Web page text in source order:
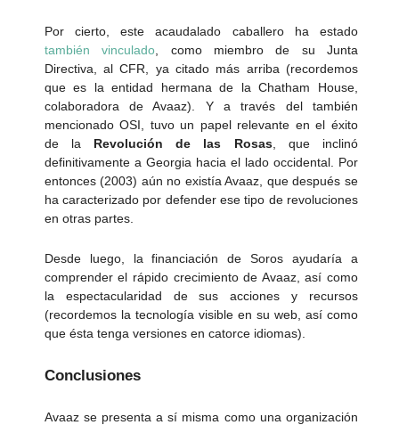
Por cierto, este acaudalado caballero ha estado
también vinculado , como miembro de su Junta
Directiva, al CFR, ya citado más arriba (recordemos
que es la entidad hermana de la Chatham House,
colaboradora de Avaaz). Y a través del también
mencionado OSI, tuvo un papel relevante en el éxito
de la Revolución de las Rosas, que inclinó
definitivamente a Georgia hacia el lado occidental. Por
entonces (2003) aún no existía Avaaz, que después se
ha caracterizado por defender ese tipo de revoluciones
en otras partes.
Desde luego, la financiación de Soros ayudaría a
comprender el rápido crecimiento de Avaaz, así como
la espectacularidad de sus acciones y recursos
(recordemos la tecnología visible en su web, así como
que ésta tenga versiones en catorce idiomas).
Conclusiones
Avaaz se presenta a sí misma como una organización